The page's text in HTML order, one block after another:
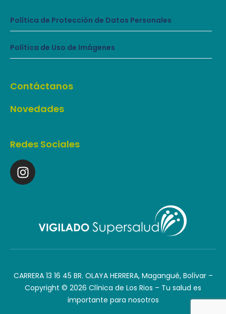
Política de Protección de Datos Personales
Política de Uso de Imágenes
Contáctanos
Novedades
Redes Sociales
CARRERA 13 16 45 BR. OLAYA HERRERA, Magangué, Bolívar –
Copyright © 2026 Clínica de Los Rios – Tu salud es
importante para nosotros